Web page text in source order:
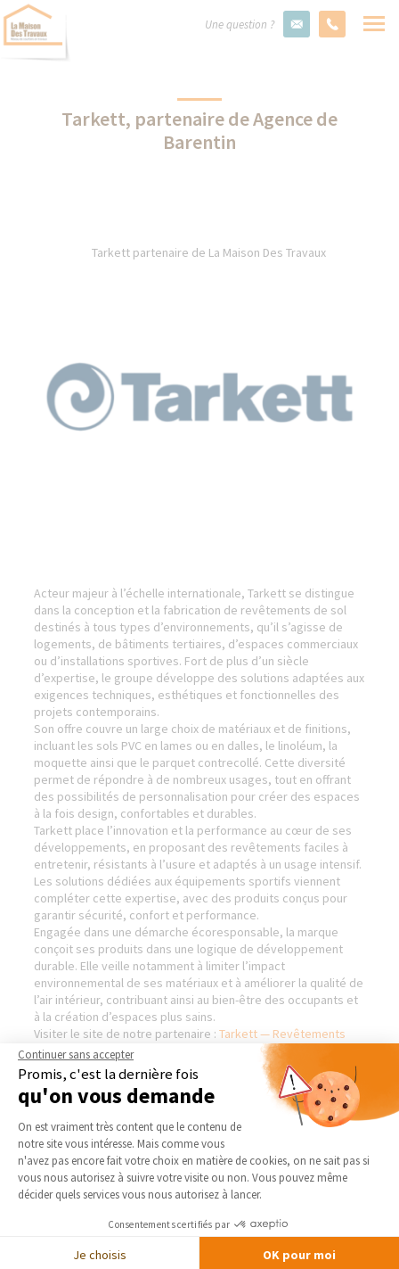
Une question ?
Tarkett, partenaire de Agence de
Barentin
Tarkett partenaire de La Maison Des Travaux
Acteur majeur à l’échelle internationale, Tarkett se distingue
dans la conception et la fabrication de revêtements de sol
destinés à tous types d’environnements, qu’il s’agisse de
logements, de bâtiments tertiaires, d’espaces commerciaux
ou d’installations sportives. Fort de plus d’un siècle
d’expertise, le groupe développe des solutions adaptées aux
exigences techniques, esthétiques et fonctionnelles des
projets contemporains.
Son offre couvre un large choix de matériaux et de finitions,
incluant les sols PVC en lames ou en dalles, le linoléum, la
moquette ainsi que le parquet contrecollé. Cette diversité
permet de répondre à de nombreux usages, tout en offrant
des possibilités de personnalisation pour créer des espaces
à la fois design, confortables et durables.
Tarkett place l’innovation et la performance au cœur de ses
développements, en proposant des revêtements faciles à
entretenir, résistants à l’usure et adaptés à un usage intensif.
Les solutions dédiées aux équipements sportifs viennent
compléter cette expertise, avec des produits conçus pour
garantir sécurité, confort et performance.
Engagée dans une démarche écoresponsable, la marque
conçoit ses produits dans une logique de développement
durable. Elle veille notamment à limiter l’impact
environnemental de ses matériaux et à améliorer la qualité de
l’air intérieur, contribuant ainsi au bien-être des occupants et
à la création d’espaces plus sains.
Visiter le site de notre partenaire :Tarkett — Revêtements
sols et murs
AGENCE DE BARENTIN
Qui sommes-nous
Actualités
Notre charte qualité
Trouver une agence
NOS DOMAINES
D’INTERVENTION
EXTENSION
RÉNOVATION INTÉRIEURE
TRAVAUX EXTÉRIEURS
NOS PARTENAIRES
Continuer sans accepter
Promis, c'est la dernière fois
qu'on vous demande
Plateforme de Gestion du
On est vraiment très content que le contenu de
notre site vous intéresse. Mais comme vous
n'avez pas encore fait votre choix en matière de cookies, on ne sait pas si
vous nous autorisez à suivre votre visite ou non. Vous pouvez même
décider quels services vous nous autorisez à lancer.
Consentements certifiés par
Je choisis OK pour moi
Axeptio consent